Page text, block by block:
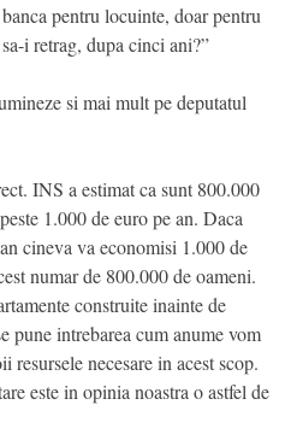
pentru locuinte, doar pentru
i retrag, dupa cinci ani?”
si mai mult pe deputatul
INS a estimat ca sunt 800.000
1.000 de euro pe an. Daca
cineva va economisi 1.000 de
numar de 800.000 de oameni.
construite inainte de
pune intrebarea cum anume vom
necesare in acest scop.
este in opinia noastra o astfel de